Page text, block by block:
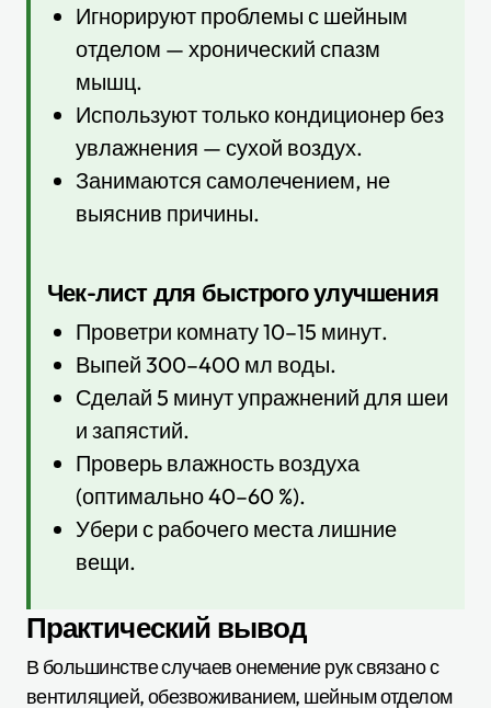
Игнорируют проблемы с шейным
отделом — хронический спазм
мышц.
Используют только кондиционер без
увлажнения — сухой воздух.
Занимаются самолечением, не
выяснив причины.
Чек-лист для быстрого улучшения
Проветри комнату 10–15 минут.
Выпей 300–400 мл воды.
Сделай 5 минут упражнений для шеи
и запястий.
Проверь влажность воздуха
(оптимально 40–60 %).
Убери с рабочего места лишние
вещи.
Практический вывод
В большинстве случаев онемение рук связано с
вентиляцией, обезвоживанием, шейным отделом